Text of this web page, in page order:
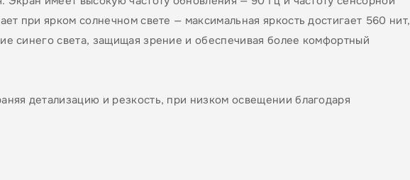
при ярком солнечном свете — максимальная яркость достигает 560 нит,
синего света, защищая зрение и обеспечивая более комфортный
детализацию и резкость, при низком освещении благодаря